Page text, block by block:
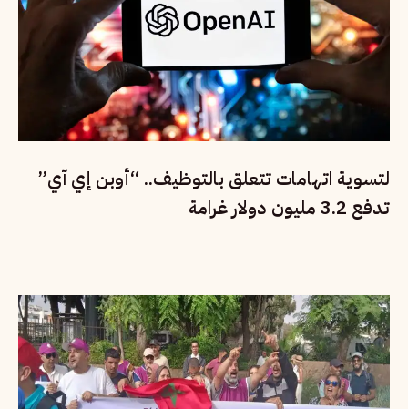
لتسوية اتهامات تتعلق بالتوظيف.. “أوبن إي آي”
تدفع 3.2 مليون دولار غرامة